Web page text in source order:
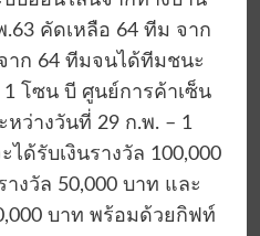
.63 คัดเหลือ 64 ทีม จาก
ก 64 ทีมจนได้ทีมชนะ
โซน บี ศูนย์การค้าเซ็น
ว่างวันที่ 29 ก.พ. – 1
ด้รับเงินรางวัล 100,000
างวัล 50,000 บาท และ
บาท พร้อมด้วยกิฟท์